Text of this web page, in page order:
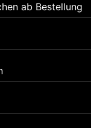
ab Bestellung